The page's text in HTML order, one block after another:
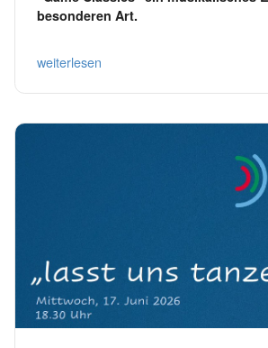
besonderen Art.
weiterlesen